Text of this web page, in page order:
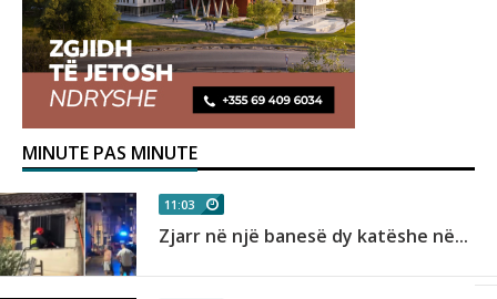
MINUTE PAS MINUTE
11:03
Zjarr në një banesë dy katëshe në...